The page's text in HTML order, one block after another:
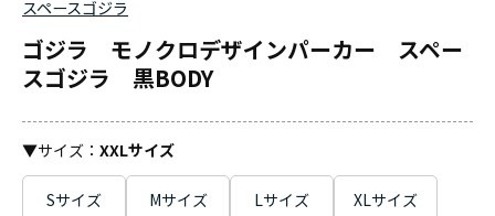
スペースゴジラ
ゴジラ モノクロデザインパーカー スペー
スゴジラ 黒BODY
▼サイズ： XXLサイズ
Sサイズ Mサイズ Lサイズ XLサイズ